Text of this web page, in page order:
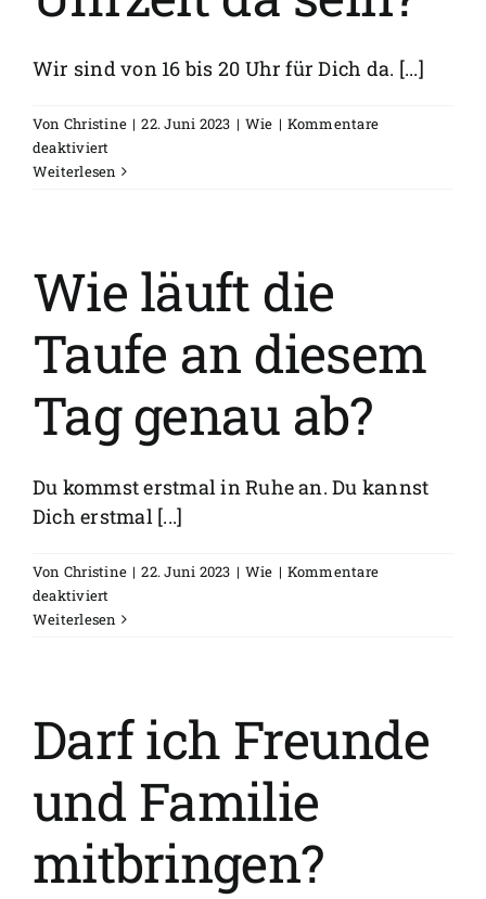
Spenden
Wir sind von 16 bis 20 Uhr für Dich da. [...]
Von Christine | 22. Juni 2023 | Wie | Kommentare
deaktiviert
Muss
Uhrzeit
da
sein?
Weiterlesen
Wie läuft die
Taufe an diesem
Tag genau ab?
Du kommst erstmal in Ruhe an. Du kannst
Dich erstmal [...]
Von Christine | 22. Juni 2023 | Wie | Kommentare
deaktiviert
Wie
diesem
Tag
genau
ab?
Weiterlesen
Darf ich Freunde
und Familie
mitbringen?